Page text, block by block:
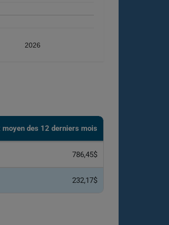
2026
​​moyen des 12 derniers mois
786,45$
232,17$